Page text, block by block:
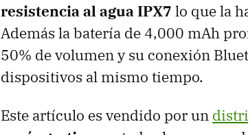
resistencia al agua IPX7 lo que la
Además la batería de 4,000 mAh
50% de volumen y su conexión
dispositivos al mismo tiempo.
Este artículo es vendido por un